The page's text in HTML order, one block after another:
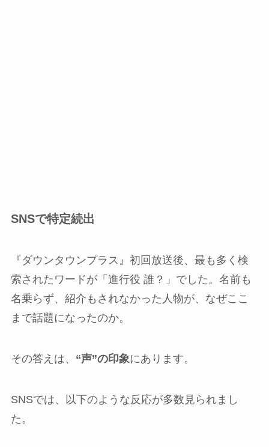
SNSで特定続出
『ダウンタウンプラス』初回放送後、最も多く検
索されたワードが「進行役 誰？」でした。名前も
名乗らず、紹介もされなかった人物が、なぜここ
まで話題になったのか。
その答えは、 “声”の印象にあります。
SNSでは、以下のような反応が多数見られまし
た。